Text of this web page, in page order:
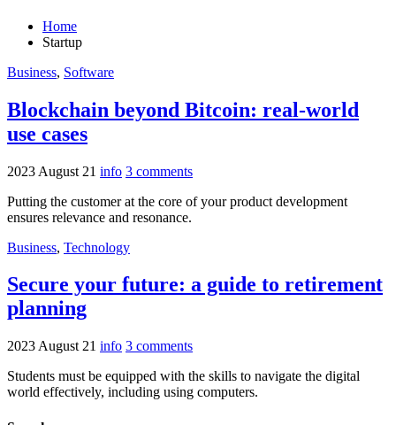
Home
Startup
Business, Software
Blockchain beyond Bitcoin: real-world
use cases
2023 August 21 info 3 comments
Putting the customer at the core of your product development
ensures relevance and resonance.
Business, Technology
Secure your future: a guide to retirement
planning
2023 August 21 info 3 comments
Students must be equipped with the skills to navigate the digital
world effectively, including using computers.